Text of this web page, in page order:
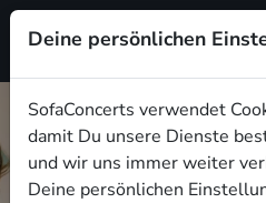
Deine persönlichen
SofaConcerts verwendet
damit Du unsere Dienste
und wir uns immer weiter
Deine persönlichen